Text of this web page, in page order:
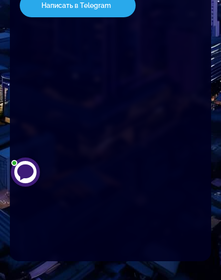
Написать в Telegram